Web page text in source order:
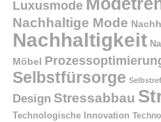
Luxusmode
Nachhaltige Mode
Nachhaltigkeit
Möbel
Selbstfürsorge
Design Stressabbau
Technologische Innovation